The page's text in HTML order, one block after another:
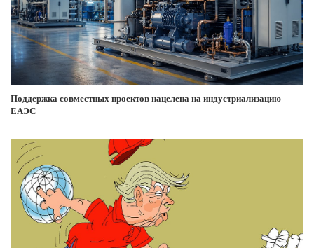
Поддержка совместных проектов нацелена на индустриализацию
ЕАЭС